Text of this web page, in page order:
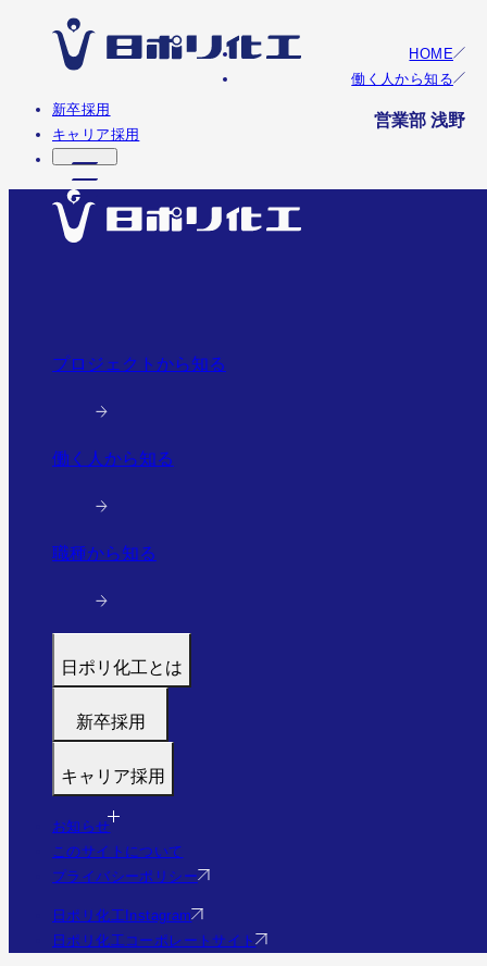
新卒採用
キャリア採用
プロジェクトから知る
働く人から知る
職種から知る
日ポリ化工とは
代表メッセージ
すぐわかる日ポリ化工
会社情報・沿革
事業・実績を見る（実績サイトへ）
新卒採用
福利厚生・研修
採用フロー
Q&A
社員の様子
エントリー
キャリア採用
募集職種
福利厚生・研修
Q&A
お知らせ
このサイトについて
プライバシーポリシー
日ポリ化工Instagram
日ポリ化工コーポレートサイト
HOME
働く人から知る
営業部 浅野